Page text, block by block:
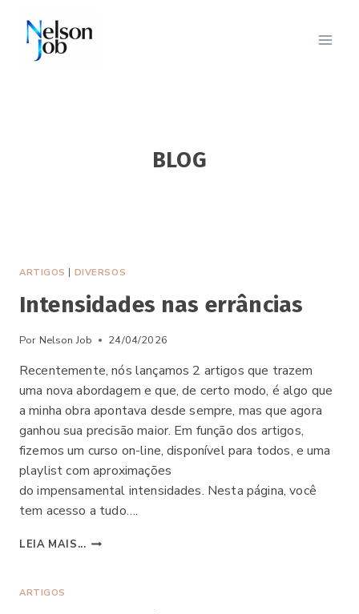
BLOG
ARTIGOS DIVERSOS
Intensidades nas errâncias
Por Nelson Job 24/04/2026
Recentemente, nós lançamos 2 artigos que trazem
uma nova abordagem e que, de certo modo, é algo que
a minha obra apontava desde sempre, mas que agora
ganhou sua precisão maior. Em função dos artigos,
fizemos um curso on-line, disponível para todos, e uma
playlist com aproximações
do impensamental intensidades. Nesta página, você
tem acesso a tudo….
LEIA MAIS... INTENSIDADES
ARTIGOS